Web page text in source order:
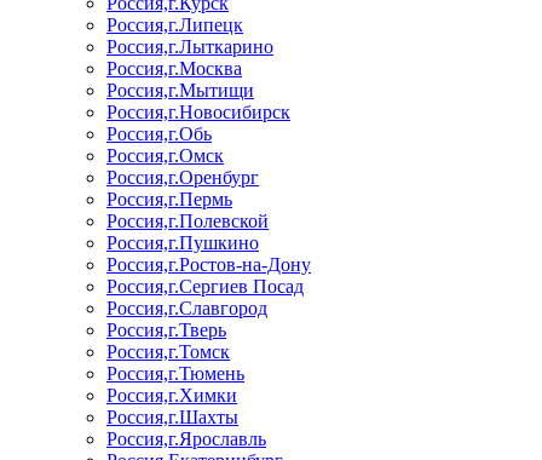
Россия,г.Липецк
Россия,г.Лыткарино
Россия,г.Москва
Россия,г.Мытищи
Россия,г.Новосибирск
Россия,г.Обь
Россия,г.Омск
Россия,г.Оренбург
Россия,г.Пермь
Россия,г.Полевской
Россия,г.Пушкино
Россия,г.Ростов-на-Дону
Россия,г.Сергиев Посад
Россия,г.Славгород
Россия,г.Тверь
Россия,г.Томск
Россия,г.Тюмень
Россия,г.Химки
Россия,г.Шахты
Россия,г.Ярославль